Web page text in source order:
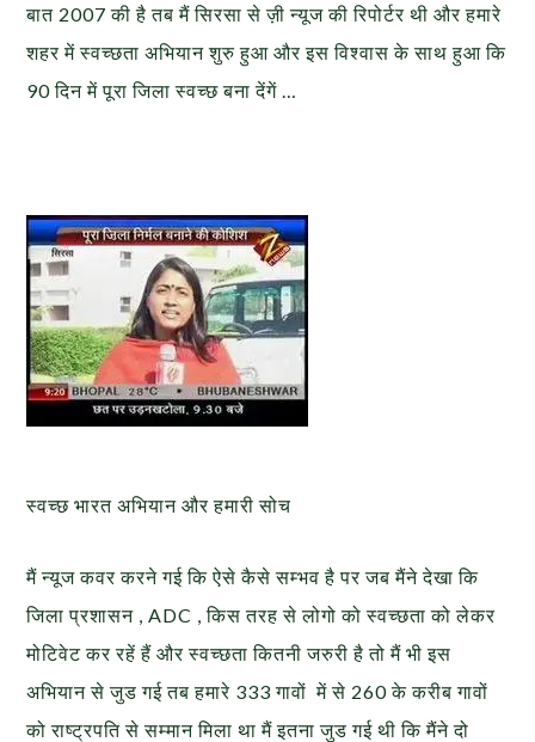
बात 2007 की है तब मैं सिरसा से ज़ी न्यूज की रिपोर्टर थी और हमारे
शहर में स्वच्छता अभियान शुरु हुआ और इस विश्वास के साथ हुआ कि
90 दिन में पूरा जिला स्वच्छ बना देंगें …
स्वच्छ भारत अभियान और हमारी सोच
मैं न्यूज कवर करने गई कि ऐसे कैसे सम्भव है पर जब मैंने देखा कि
जिला प्रशासन , ADC , किस तरह से लोगो को स्वच्छता को लेकर
मोटिवेट कर रहें हैं और स्वच्छता कितनी जरुरी है तो मैं भी इस
अभियान से जुड गई तब हमारे 333 गावों में से 260 के करीब गावों
को राष्ट्रपति से सम्मान मिला था मैं इतना जुड गई थी कि मैंने दो